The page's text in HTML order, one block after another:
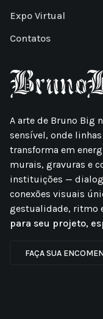
Expo Virtual
Contatos
A arte de Bruno Big
sensível, onde
transforma em
murais, gravuras e
instituições —
conexões visuais
gestualidade, ritmo
para seu projeto,
FAÇA SUA